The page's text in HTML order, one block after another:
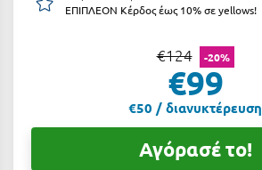
Αρκίτσα
Βίλες
ΕΠΙΠΛΕΟΝ Κέρδος έως 10% σε yellows!
€124 -20%
€99
€50 / διανυκτέρευση
Αγόρασέ το!